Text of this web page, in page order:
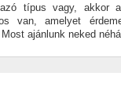
típus vagy, akkor
van, amelyet
ajánlunk neked